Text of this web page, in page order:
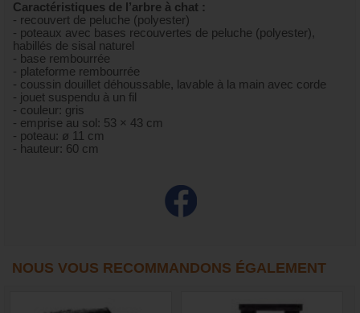
Caractéristiques de l’arbre à chat :
- recouvert de peluche (polyester)
- poteaux avec bases recouvertes de peluche (polyester),
habillés de sisal naturel
- base rembourrée
- plateforme rembourrée
- coussin douillet déhoussable, lavable à la main avec corde
- jouet suspendu à un fil
- couleur: gris
- emprise au sol: 53 × 43 cm
- poteau: ø 11 cm
- hauteur: 60 cm
NOUS VOUS RECOMMANDONS ÉGALEMENT